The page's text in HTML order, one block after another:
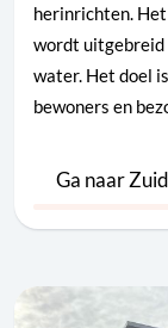
herinrichten.
wordt uitgebreid
water. Het doel
bewoners en
Ga naar